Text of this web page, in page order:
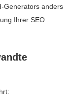
Generators anders
Ihrer SEO